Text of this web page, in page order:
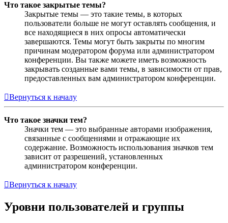
Что такое закрытые темы?
Закрытые темы — это такие темы, в которых
пользователи больше не могут оставлять сообщения, и
все находящиеся в них опросы автоматически
завершаются. Темы могут быть закрыты по многим
причинам модератором форума или администратором
конференции. Вы также можете иметь возможность
закрывать созданные вами темы, в зависимости от прав,
предоставленных вам администратором конференции.
Вернуться к началу
Что такое значки тем?
Значки тем — это выбранные авторами изображения,
связанные с сообщениями и отражающие их
содержание. Возможность использования значков тем
зависит от разрешений, установленных
администратором конференции.
Вернуться к началу
Уровни пользователей и группы